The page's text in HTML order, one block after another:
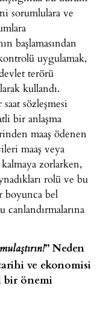
sorumlulara ve
başlamasından
uygulamak,
terörü
kullandı.
sözleşmesi
bir anlaşma
maaş ödenen
maaş veya
zorlarken,
rolü ve bu
boyunca bel
” Neden
ve ekonomisi
bir önemi